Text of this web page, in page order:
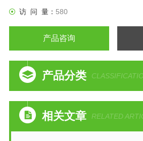
访 问 量： 580
产品咨询
产品分类
相关文章 RELATED